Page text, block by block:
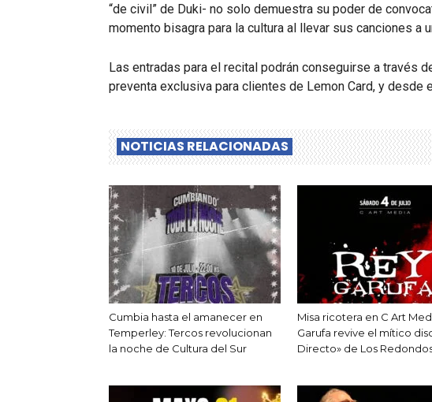
“de civil” de Duki- no solo demuestra su poder de
momento bisagra para la cultura al llevar sus canciones a
Las entradas para el recital podrán conseguirse a través
preventa exclusiva para clientes de Lemon Card, y desde
NOTICIAS RELACIONADAS
Cumbia hasta el amanecer en
Temperley: Tercos revolucionan
la noche de Cultura del Sur
Misa ricotera en C Art
Garufa revive el mítico
Directo» de Los